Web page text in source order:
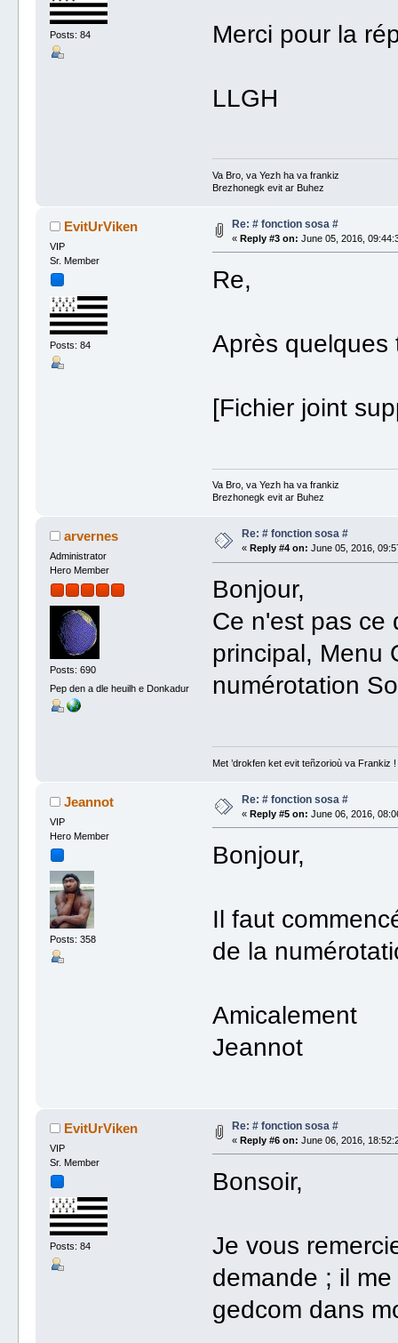
Posts: 84 Merci pour la
LLGH
Va Bro, va Yezh ha va frankiz
Brezhonegk evit ar Buhez
EvitUrViken
VIP
Sr. Member
Posts: 84
Re: # fonction sosa #
« Reply #3 on: June 05, 2016,
Re,
Après quelques
[Fichier joint
Va Bro, va Yezh ha va frankiz
Brezhonegk evit ar Buhez
arvernes
Administrator
Hero Member
Posts: 690
Pep den a dle heuilh e Donkadur
Re: # fonction sosa #
« Reply #4 on: June 05, 2016,
Bonjour,
Ce n'est pas ce
principal, Menu
numérotation
Met ’drokfen ket evit teñzorioù va Frankiz !
Jeannot
VIP
Hero Member
Posts: 358
Re: # fonction sosa #
« Reply #5 on: June 06, 2016,
Bonjour,
Il faut
de la
Amicalement
Jeannot
EvitUrViken
VIP
Sr. Member
Posts: 84
Re: # fonction sosa #
« Reply #6 on: June 06, 2016,
Bonsoir,
Je vous
demande ; il
gedcom dans